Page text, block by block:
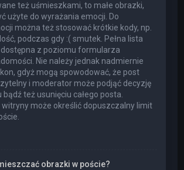
też uśmieszkami, to małe obrazki,
użyte do wyrażania emocji. Do
można też stosować krótkie kody, np.
podczas gdy :( smutek. Pełna lista
z poziomu formularza
Nie należy jednak nadmiernie
gdyż mogą spowodować, że post
i moderator może podjąć decyzję
bądź też usunięciu całego posta.
może określić dopuszczalny limit
obrazki w poście?